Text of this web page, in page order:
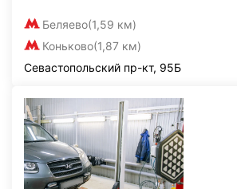
Беляево(1,59 км)
Коньково(1,87 км)
Севастопольский пр-кт, 95Б